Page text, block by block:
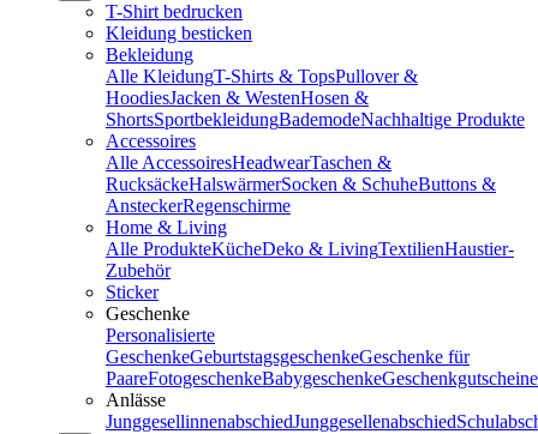
T-Shirt bedrucken
Kleidung besticken
Bekleidung
Alle KleidungT-Shirts & TopsPullover &
HoodiesJacken & WestenHosen &
ShortsSportbekleidungBademodeNachhaltige Produkte
Accessoires
Alle AccessoiresHeadwearTaschen &
RucksäckeHalswärmerSocken & SchuheButtons &
AnsteckerRegenschirme
Home & Living
Alle ProdukteKücheDeko & LivingTextilienHaustier-
Zubehör
Sticker
Geschenke
Personalisierte
GeschenkeGeburtstagsgeschenkeGeschenke für
PaareFotogeschenkeBabygeschenkeGeschenkgutscheine
Anlässe
JunggesellinnenabschiedJunggesellenabschied